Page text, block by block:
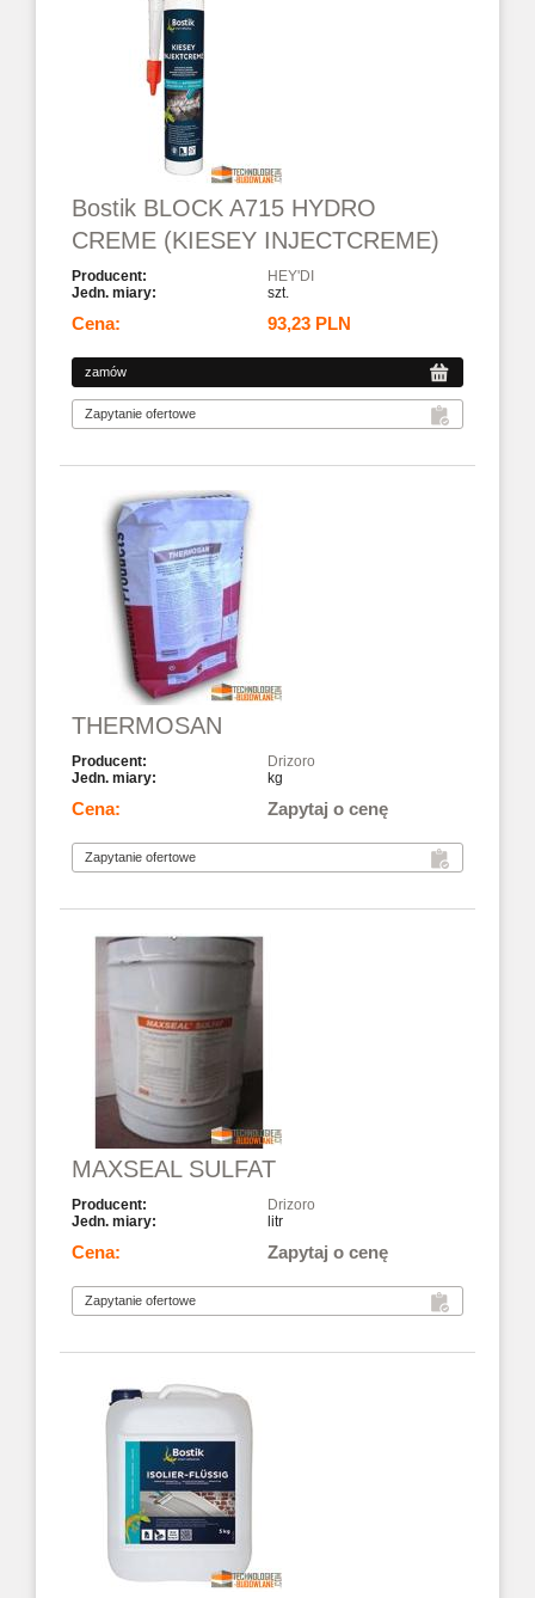
Bostik BLOCK A715 HYDRO
CREME (KIESEY INJECTCREME)
HEY'DI
szt.
93,23 PLN
THERMOSAN
Drizoro
kg
Zapytaj o cenę
MAXSEAL SULFAT
Drizoro
litr
Zapytaj o cenę